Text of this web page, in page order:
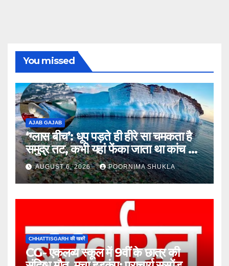
You missed
AJAB GAJAB
‘ग्लास बीच’: धूप पड़ते ही हीरे सा चमकता है
समुद्र तट, कभी यहां फेंका जाता था कांच का
कचरा!…
AUGUST 6, 2026 POORNIMA SHUKLA
CHHATTISGARH की खबरें
CG- एकलव्य स्कूल में 9वीं के छात्र की